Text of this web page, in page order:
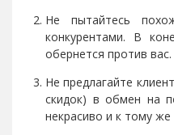
Не пытайтесь
конкурентами. В
обернется против вас.
Не предлагайте
скидок) в обмен на
некрасиво и к тому